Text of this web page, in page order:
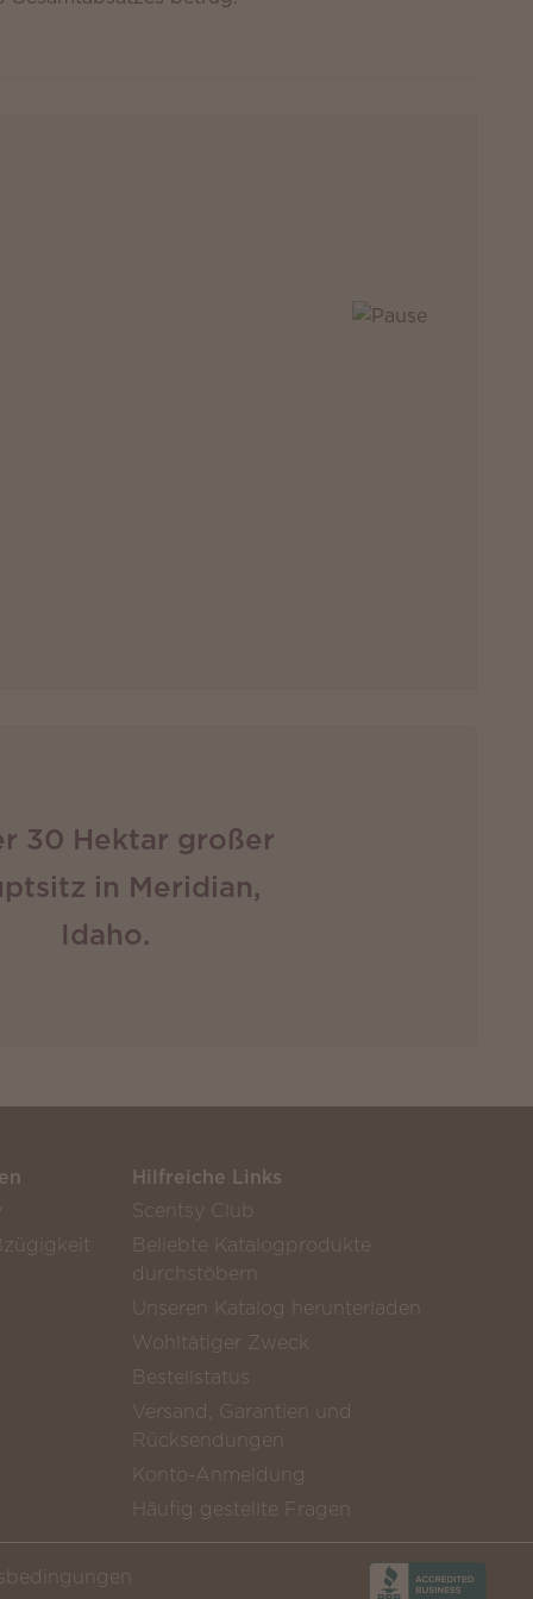
30 Hektar großer
in Meridian,
Idaho.
Hilfreiche Links
Scentsy Club
Beliebte Katalogprodukte
durchstöbern
Unseren Katalog herunterladen
Wohltätiger Zweck
Bestellstatus
Versand, Garantien und
Rücksendungen
Konto-Anmeldung
Häufig gestellte Fragen